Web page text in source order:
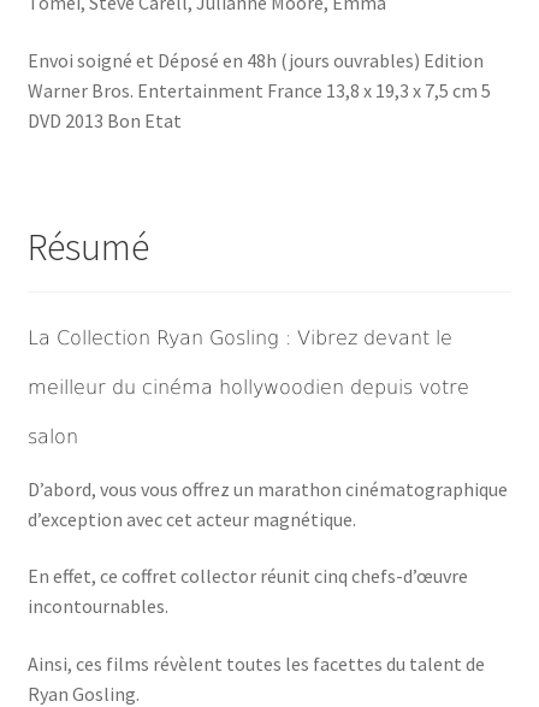
Envoi soigné et Déposé en 48h (jours ouvrables) Edition
Warner Bros. Entertainment France 13,8 x 19,3 x 7,5 cm 5
DVD 2013 Bon Etat
Résumé
La Collection Ryan Gosling : Vibrez devant le
meilleur du cinéma hollywoodien depuis votre
salon
D’abord, vous vous offrez un marathon cinématographique
d’exception avec cet acteur magnétique.
En effet, ce coffret collector réunit cinq chefs-d’œuvre
incontournables.
Ainsi, ces films révèlent toutes les facettes du talent de
Ryan Gosling.